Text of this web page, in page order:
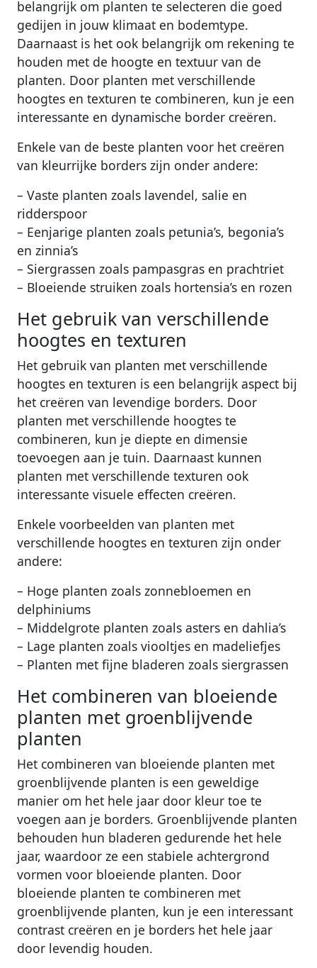
belangrijk om planten te selecteren die goed
gedijen in jouw klimaat en bodemtype.
Daarnaast is het ook belangrijk om rekening te
houden met de hoogte en textuur van de
planten. Door planten met verschillende
hoogtes en texturen te combineren, kun je een
interessante en dynamische border creëren.
Enkele van de beste planten voor het creëren
van kleurrijke borders zijn onder andere:
– Vaste planten zoals lavendel, salie en
ridderspoor
– Eenjarige planten zoals petunia’s, begonia’s
en zinnia’s
– Siergrassen zoals pampasgras en prachtriet
– Bloeiende struiken zoals hortensia’s en rozen
Het gebruik van verschillende
hoogtes en texturen
Het gebruik van planten met verschillende
hoogtes en texturen is een belangrijk aspect bij
het creëren van levendige borders. Door
planten met verschillende hoogtes te
combineren, kun je diepte en dimensie
toevoegen aan je tuin. Daarnaast kunnen
planten met verschillende texturen ook
interessante visuele effecten creëren.
Enkele voorbeelden van planten met
verschillende hoogtes en texturen zijn onder
andere:
– Hoge planten zoals zonnebloemen en
delphiniums
– Middelgrote planten zoals asters en dahlia’s
– Lage planten zoals viooltjes en madeliefjes
– Planten met fijne bladeren zoals siergrassen
Het combineren van bloeiende
planten met groenblijvende
planten
Het combineren van bloeiende planten met
groenblijvende planten is een geweldige
manier om het hele jaar door kleur toe te
voegen aan je borders. Groenblijvende planten
behouden hun bladeren gedurende het hele
jaar, waardoor ze een stabiele achtergrond
vormen voor bloeiende planten. Door
bloeiende planten te combineren met
groenblijvende planten, kun je een interessant
contrast creëren en je borders het hele jaar
door levendig houden.